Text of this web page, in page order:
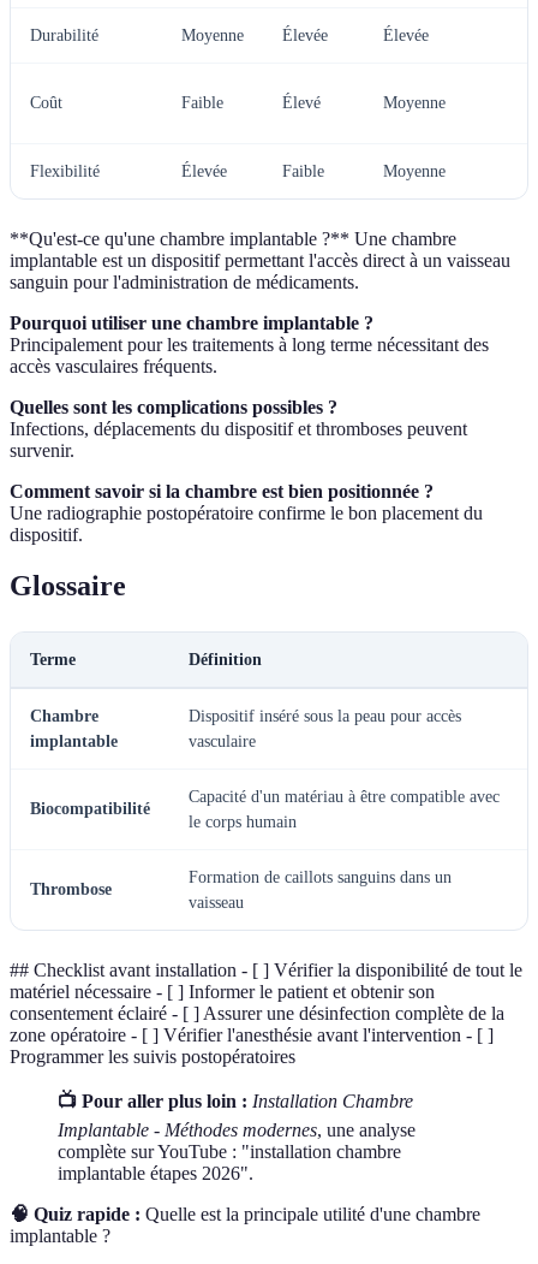
Durabilité Moyenne Élevée Élevée
Coût Faible Élevé Moyenne
Flexibilité Élevée Faible Moyenne
**Qu'est-ce qu'une chambre implantable ?** Une chambre
implantable est un dispositif permettant l'accès direct à un vaisseau
sanguin pour l'administration de médicaments.
Pourquoi utiliser une chambre implantable ?
Principalement pour les traitements à long terme nécessitant des
accès vasculaires fréquents.
Quelles sont les complications possibles ?
Infections, déplacements du dispositif et thromboses peuvent
survenir.
Comment savoir si la chambre est bien positionnée ?
Une radiographie postopératoire confirme le bon placement du
dispositif.
Glossaire
Terme Définition
Chambre
implantable
Dispositif inséré sous la peau pour accès
vasculaire
Biocompatibilité
Capacité d'un matériau à être compatible avec
le corps humain
Thrombose
Formation de caillots sanguins dans un
vaisseau
## Checklist avant installation - [ ] Vérifier la disponibilité de tout le
matériel nécessaire - [ ] Informer le patient et obtenir son
consentement éclairé - [ ] Assurer une désinfection complète de la
zone opératoire - [ ] Vérifier l'anesthésie avant l'intervention - [ ]
Programmer les suivis postopératoires
📺 Pour aller plus loin : Installation Chambre
Implantable - Méthodes modernes, une analyse
complète sur YouTube : "installation chambre
implantable étapes 2026".
🧠 Quiz rapide : Quelle est la principale utilité d'une chambre
implantable ?